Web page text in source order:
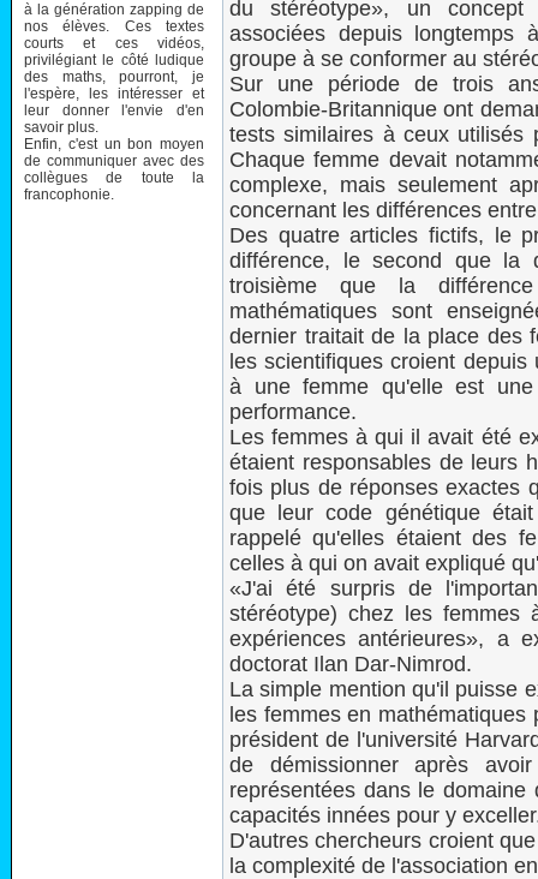
à la génération zapping de
nos élèves. Ces textes
courts et ces vidéos,
privilégiant le côté ludique
des maths, pourront, je
l'espère, les intéresser et
leur donner l'envie d'en
savoir plus.
Enfin, c'est un bon moyen
de communiquer avec des
collègues de toute la
francophonie.
du stéréotype», un
associées depuis
groupe à se conformer au
Sur une période de trois
Colombie-Britannique ont
tests similaires à ceux utilisés
Chaque femme devait
complexe, mais seulement
concernant les différences
Des quatre articles fictifs, le
différence, le second que la
troisième que la
mathématiques sont
dernier traitait de la place des
les scientifiques croient
à une femme qu'elle est
performance.
Les femmes à qui il avait été
étaient responsables de leurs
fois plus de réponses exactes
que leur code génétique
rappelé qu'elles étaient des
celles à qui on avait expliqué
«J'ai été surpris de
stéréotype) chez les femmes
expériences antérieures», a
doctorat Ilan Dar-Nimrod.
La simple mention qu'il puisse
les femmes en
président de l'université
de démissionner après
représentées dans le
capacités innées pour y
D'autres chercheurs croient
la complexité de l'association